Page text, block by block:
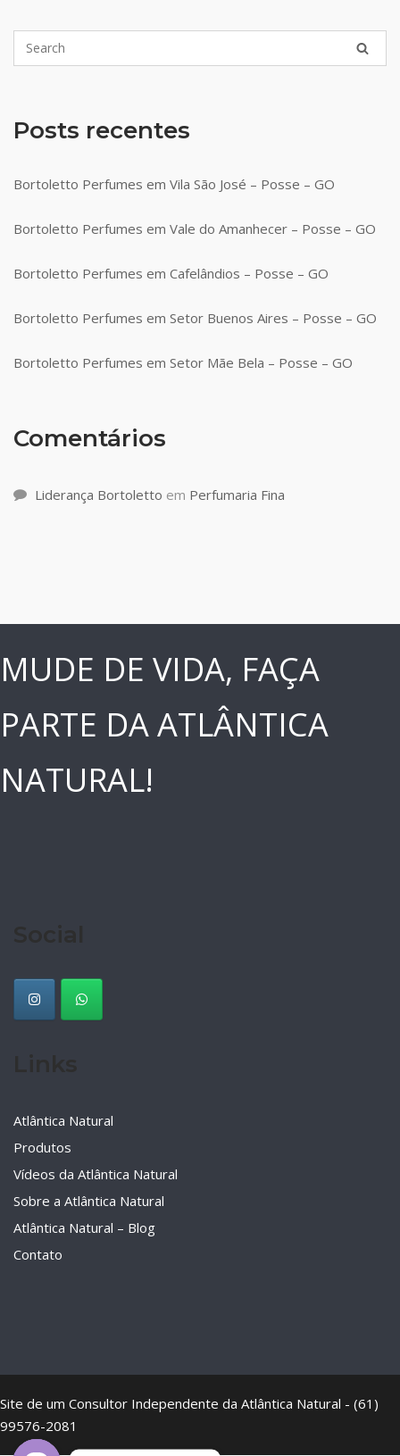
Posts recentes
Bortoletto Perfumes em Vila São José – Posse – GO
Bortoletto Perfumes em Vale do Amanhecer – Posse – GO
Bortoletto Perfumes em Cafelândios – Posse – GO
Bortoletto Perfumes em Setor Buenos Aires – Posse – GO
Bortoletto Perfumes em Setor Mãe Bela – Posse – GO
Comentários
Liderança Bortoletto em Perfumaria Fina
MUDE DE VIDA, FAÇA
PARTE DA ATLÂNTICA
NATURAL!
Atlântica Natural
Produtos
Vídeos da Atlântica Natural
Sobre a Atlântica Natural
Atlântica Natural – Blog
Contato
Site de um Consultor Independente da Atlântica Natural - (61)
99576-2081